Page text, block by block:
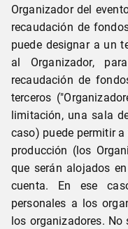
Organizador del
recaudación de
puede designar a un
al Organizador,
recaudación de
terceros
limitación, una sala
caso) puede permitir
producción (los
que serán alojados
cuenta. En ese
personales a los
los organizadores.